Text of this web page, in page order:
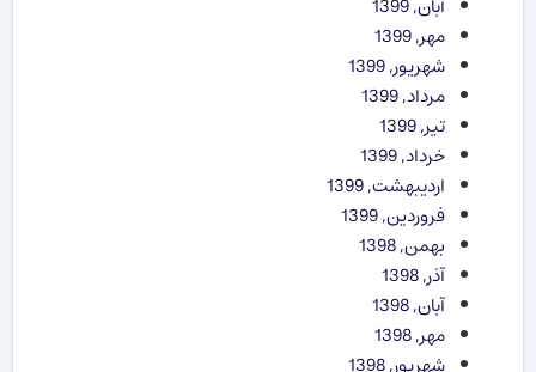
آبان, 1399
مهر, 1399
شهریور, 1399
مرداد, 1399
تیر, 1399
خرداد, 1399
اردیبهشت, 1399
فروردین, 1399
بهمن, 1398
آذر, 1398
آبان, 1398
مهر, 1398
شهریور, 1398